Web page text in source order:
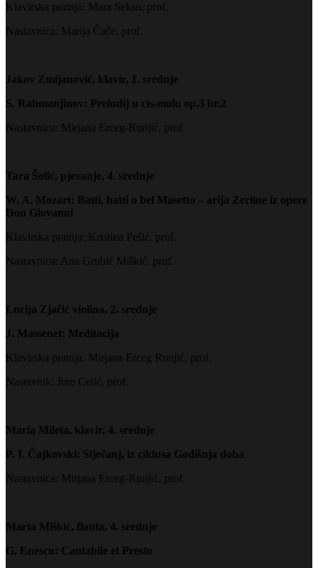
Klavirska pratnja: Mara Sekso, prof.
Nastavnica: Marija Čače, prof.
Jakov Zmijanović, klavir, 1. srednje
S. Rahmanjinov: Preludij u cis-molu op.3 br.2
Nastavnica: Mirjana Erceg-Runjić, prof.
Tara Šolić, pjevanje, 4. srednje
W. A. Mozart: Batti, batti o bel Masetto – arija Zerline iz opere
Don Giovanni
Klavirska pratnja: Kristina Pešić, prof.
Nastavnica: Ana Grubić Miškić, prof.
Lucija Zjačić violina, 2. srednje
J. Massenet: Meditacija
Klavirska pratnja: Mirjana Erceg Runjić, prof.
Nastavnik: Jure Celić, prof.
Maria Mileta, klavir, 4. srednje
P. I. Čajkovski: Siječanj, iz ciklusa Godišnja doba
Nastavnica: Mirjana Erceg-Runjić, prof.
Marta Miškić, flauta, 4. srednje
G. Enescu: Cantabile et Presto